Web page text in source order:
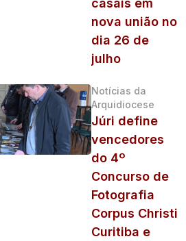
nova união no
dia 26 de
julho
Notícias da
Arquidiocese
Júri define
vencedores
do 4º
Concurso de
Fotografia
Corpus Christi
Curitiba e